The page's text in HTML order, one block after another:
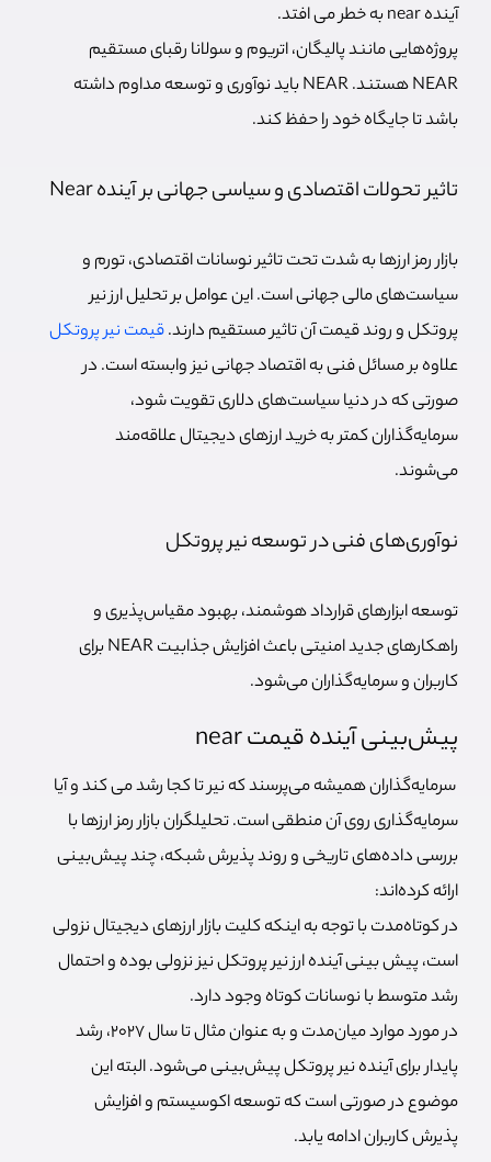
آینده near به خطر می افتد.
پروژه‌هایی مانند پالیگان، اتریوم و سولانا رقبای مستقیم
NEAR هستند. NEAR باید نوآوری و توسعه مداوم داشته
باشد تا جایگاه خود را حفظ کند.
تاثیر تحولات اقتصادی و سیاسی جهانی بر آینده Near
بازار رمز ارزها به شدت تحت تاثیر نوسانات اقتصادی، تورم و
سیاست‌های مالی جهانی است. این عوامل بر تحلیل ارز نیر
پروتکل و روند قیمت آن تاثیر مستقیم دارند.قیمت نیر پروتکل
علاوه بر مسائل فنی به اقتصاد جهانی نیز وابسته است. در
صورتی که در دنیا سیاست‌های دلاری تقویت شود،
سرمایه‌گذاران کمتر به خرید ارزهای دیجیتال علاقه‌مند
می‌شوند.
نوآوری‌های فنی در توسعه نیر پروتکل
توسعه ابزارهای قرارداد هوشمند، بهبود مقیاس‌پذیری و
راهکارها
ی جدید امنیتی باعث افزایش جذابیت NEAR برای
کاربران و سرمایه‌گذاران می‌شود.
پیش‌بینی آینده قیمت near
سرمایه‌گذاران همیشه می‌پرسند که نیر تا کجا رشد می کند و آیا
سرمایه‌گذاری روی آن منطقی است. تحلیلگران بازار رمز ارزها با
بررسی داده‌های تاریخی و روند پذیرش شبکه، چند پیش‌بینی
ارائه کرده‌اند:
در کوتاه‌مدت با توجه به اینکه کلیت بازار ارزهای دیجیتال نزولی
است، پیش بینی آینده ارز نیر پروتکل نیز نزولی بوده و احتمال
رشد متوسط با نوسانات کوتاه وجود دارد.
در مورد موارد میان‌مدت و به عنوان مثال تا سال 2027، رشد
پایدار برای آینده نیر پروتکل پیش‌بینی می‌شود. البته این
موضوع در صورتی است که توسعه اکوسیستم و افزایش
پذیرش کاربران ادامه یابد.